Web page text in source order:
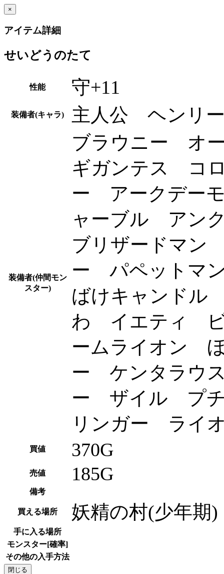
×
アイテム詳細
せいどうのたて
性能 守+11
装備者(キャラ) 主人公 ヘン
装備者(仲間モン
スター)
ブラウニー オ
ギガンテス コ
ー アークデー
ャーブル アン
ブリザードマ
ー パペットマ
ばけキャンド
わ イエティ
ームライオン
ー ケンタラウ
ー ザイル プ
リンガー ライ
買値 370G
売値 185G
備考
買える場所 妖精の村(少年
手に入る場所
モンスター[確率]
その他の入手方法
閉じる